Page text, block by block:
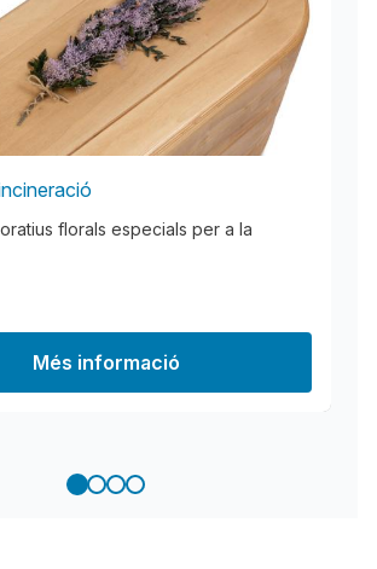
florals especials per a la
Més informació